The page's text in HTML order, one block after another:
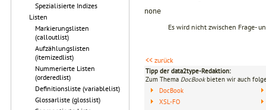
Spezialisierte Indizes
Listen
Markierungslisten
(calloutlist)
Aufzählungslisten
(itemizedlist)
Nummerierte Listen
(orderedlist)
Definitionsliste (variablelist)
Glossarliste (glosslist)
none
Es wird nicht zwischen Frage-
<< zurück
Tipp der data2type-Redaktion:
Zum Thema DocBookbieten wir auch
DocBook
XSL-FO